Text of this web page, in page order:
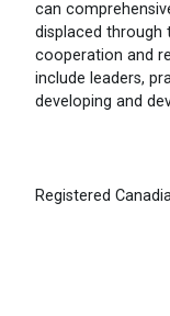
can
displaced through
cooperation and
include leaders,
developing and
Registered